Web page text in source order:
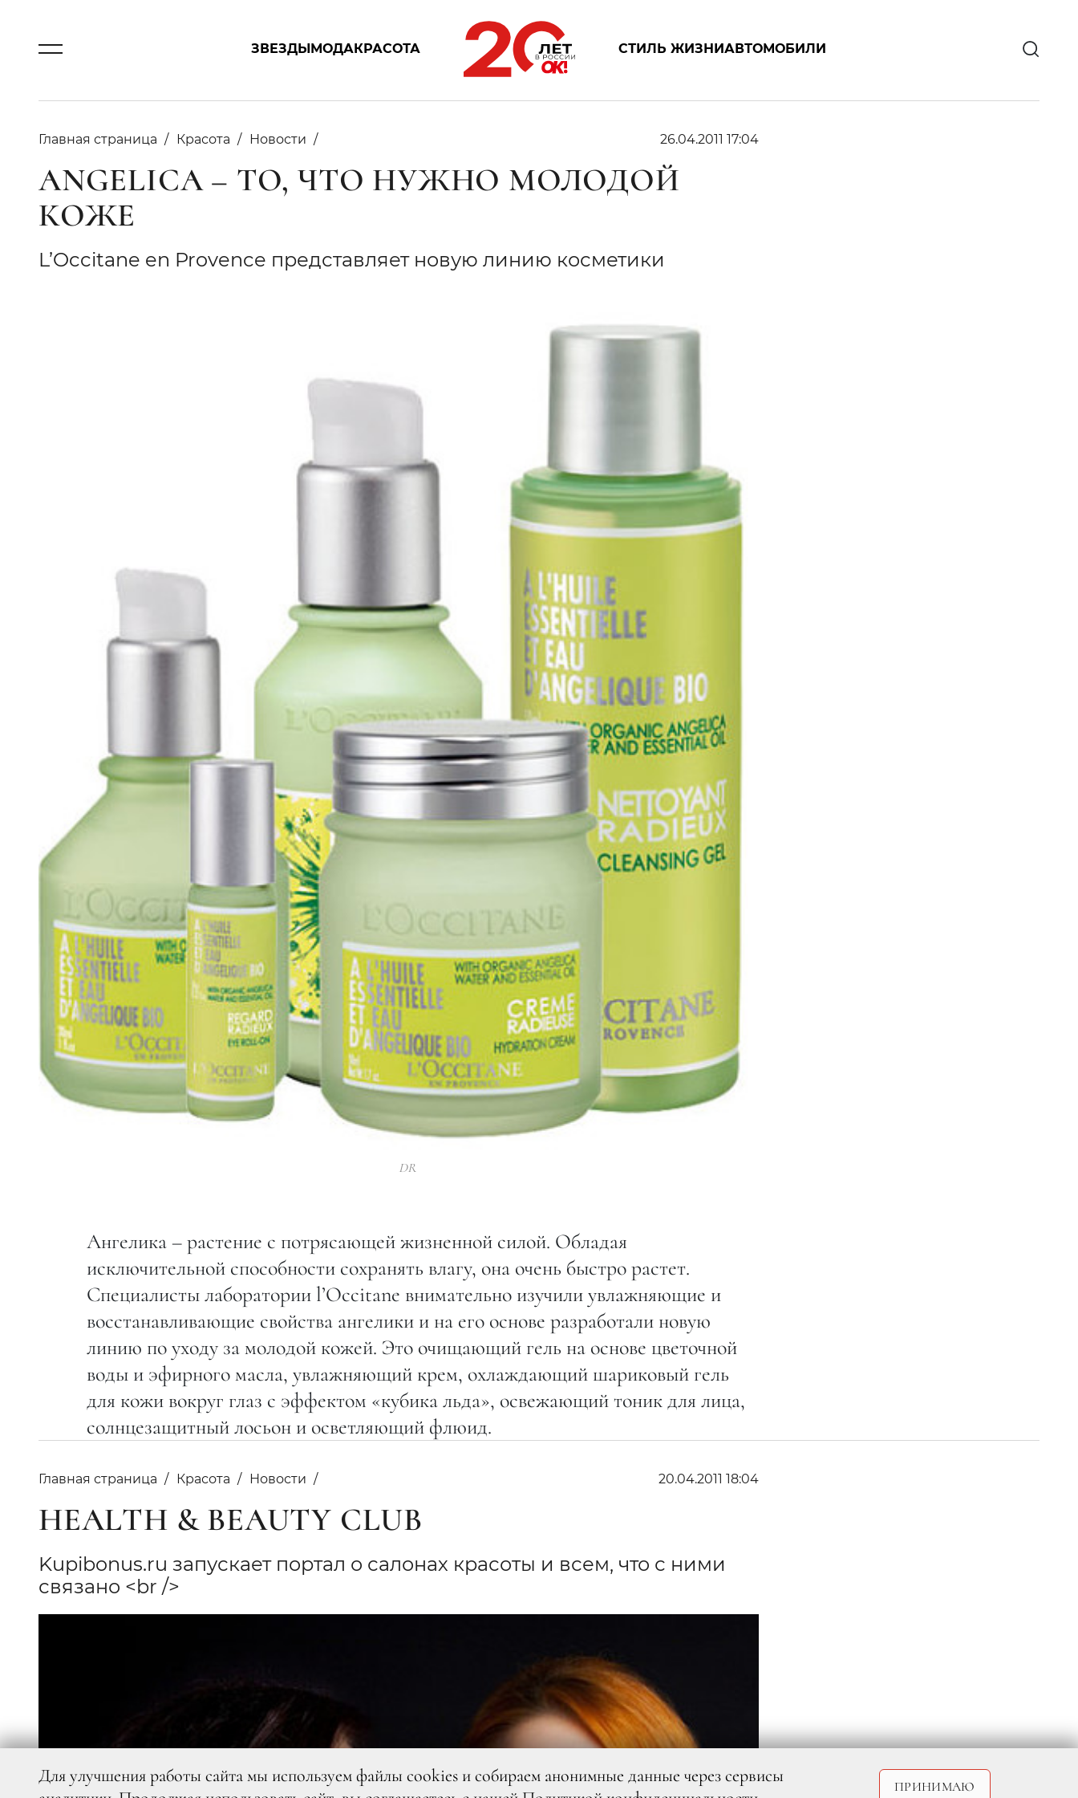
ЗВЕЗДЫМОДАКРАСОТА СТИЛЬ ЖИЗНИАВТОМОБИЛИ
Главная страница Красота Новости 26.04.2011 17:04
ANGELICA – ТО, ЧТО НУЖНО МОЛОДОЙ
КОЖЕ
L’Occitane en Provence представляет новую линию косметики
DR
Ангелика – растение с потрясающей жизненной силой. Обладая
исключительной способности сохранять влагу, она очень быстро растет.
Специалисты лаборатории l’Occitane внимательно изучили увлажняющие и
восстанавливающие свойства ангелики и на его основе разработали новую
линию по уходу за молодой кожей. Это очищающий гель на основе цветочной
воды и эфирного масла, увлажняющий крем, охлаждающий шариковый гель
для кожи вокруг глаз с эффектом «кубика льда», освежающий тоник для лица,
солнцезащитный лосьон и осветляющий флюид.
Главная страница Красота Новости 20.04.2011 18:04
HEALTH & BEAUTY CLUB
Kupibonus.ru запускает портал о салонах красоты и всем, что с ними
связано <br />
Для улучшения работы сайта мы используем файлы cookies и собираем анонимные данные через сервисы
ПРИНИМАЮ